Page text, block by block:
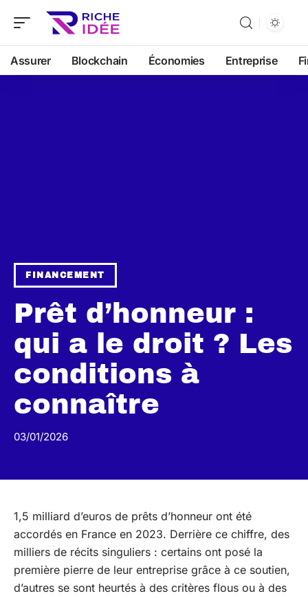
Assurer Blockchain Économies Entreprise
FINANCEMENT
Prêt d’honneur :
qui a le droit ? Les
conditions à
connaître
03/01/2026
1,5 milliard d’euros de prêts d’honneur ont été
accordés en France en 2023. Derrière ce chiffre, des
milliers de récits singuliers : certains ont posé la
première pierre de leur entreprise grâce à ce soutien,
d’autres se sont heurtés à des critères flous ou à des